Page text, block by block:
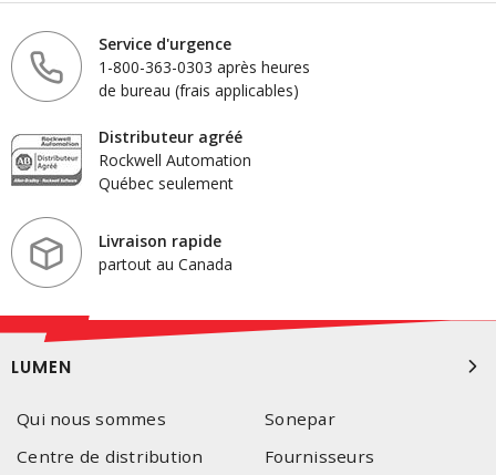
Service d'urgence
1-800-363-0303 après heures
de bureau (frais applicables)
Distributeur agréé
Rockwell Automation
Québec seulement
Livraison rapide
partout au Canada
LUMEN
Qui nous sommes
Sonepar
Centre de distribution
Fournisseurs